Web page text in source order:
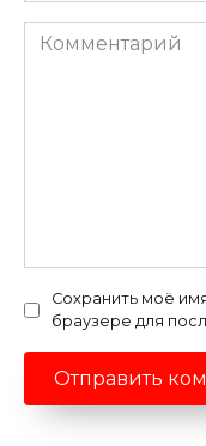
Комментарий
Сохранить моё
браузере для